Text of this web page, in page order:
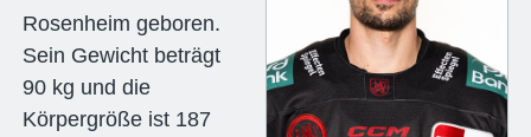
Rosenheim geboren.
Sein Gewicht beträgt
90 kg und die
Körpergröße ist 187